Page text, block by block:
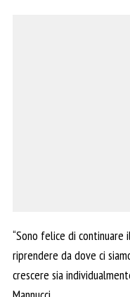
“Sono felice di continuare
riprendere da dove ci
crescere sia